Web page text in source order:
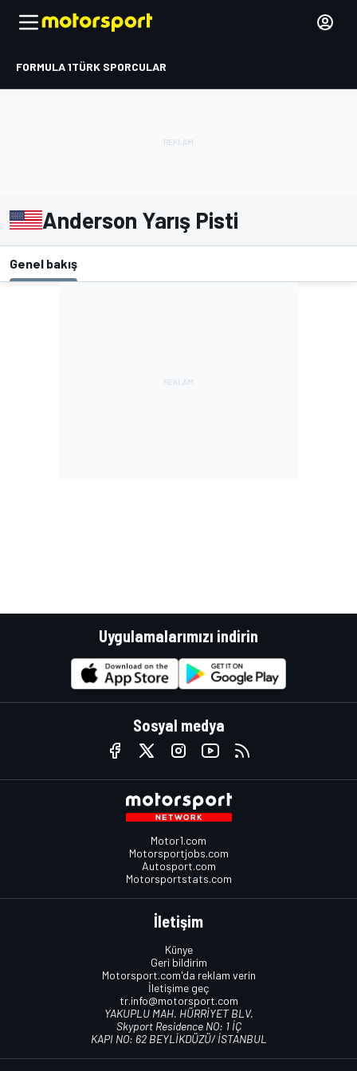
FORMULA 1TÜRK SPORCULAR
Anderson Yarış Pisti
Genel bakış
Uygulamalarımızı indirin
Sosyal medya
Motor1.com
Motorsportjobs.com
Autosport.com
Motorsportstats.com
İletişim
Künye
Geri bildirim
Motorsport.com'da reklam verin
İletişime geç
tr.info@motorsport.com
YAKUPLU MAH. HÜRRİYET BLV.
Skyport Residence NO: 1 İÇ
KAPI NO: 62 BEYLİKDÜZÜ/ İSTANBUL